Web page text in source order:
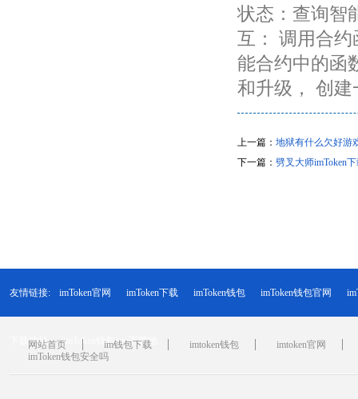
状态：查询智
互： 调用合约
能合约中的函
和升级， 创
上一篇： 地狱有什么欠好游
下一篇： 劈叉大师imToken
友情链接: imToken官网 imToken下载 imToken钱包 imToken钱包官网
下载地址 imToken钱包app下载地
网站首页 im钱包下载 imtoken钱包
imtoken官网
imToken钱包安全吗